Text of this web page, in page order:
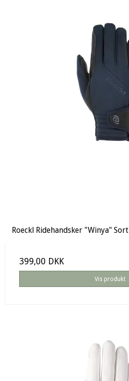
Roeckl Ridehandsker "Winya" Sort
399,00 DKK
Vis produkt